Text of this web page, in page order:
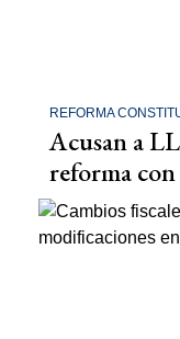
REFORMA
Acusan a
reforma